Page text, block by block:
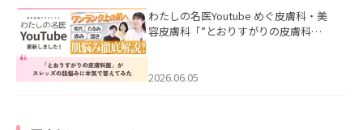
わたしの名医Youtube めぐ皮膚科・美
容皮膚科「”とおりすがりの皮膚科
2026.06.05